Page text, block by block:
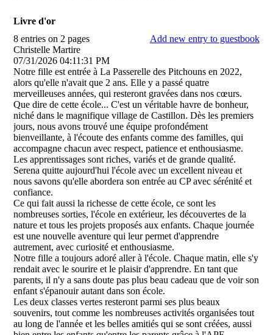
Livre d'or
8 entries on 2 pages
Add new entry to guestbook
Christelle Martire
07/31/2026 04:11:31 PM
Notre fille est entrée à La Passerelle des Pitchouns en 2022,
alors qu'elle n'avait que 2 ans. Elle y a passé quatre
merveilleuses années, qui resteront gravées dans nos cœurs.
Que dire de cette école... C'est un véritable havre de bonheur,
niché dans le magnifique village de Castillon. Dès les premiers
jours, nous avons trouvé une équipe profondément
bienveillante, à l'écoute des enfants comme des familles, qui
accompagne chacun avec respect, patience et enthousiasme.
Les apprentissages sont riches, variés et de grande qualité.
Serena quitte aujourd'hui l'école avec un excellent niveau et
nous savons qu'elle abordera son entrée au CP avec sérénité et
confiance.
Ce qui fait aussi la richesse de cette école, ce sont les
nombreuses sorties, l'école en extérieur, les découvertes de la
nature et tous les projets proposés aux enfants. Chaque journée
est une nouvelle aventure qui leur permet d'apprendre
autrement, avec curiosité et enthousiasme.
Notre fille a toujours adoré aller à l'école. Chaque matin, elle s'y
rendait avec le sourire et le plaisir d'apprendre. En tant que
parents, il n'y a sans doute pas plus beau cadeau que de voir son
enfant s'épanouir autant dans son école.
Les deux classes vertes resteront parmi ses plus beaux
souvenirs, tout comme les nombreuses activités organisées tout
au long de l'année et les belles amitiés qui se sont créées, aussi